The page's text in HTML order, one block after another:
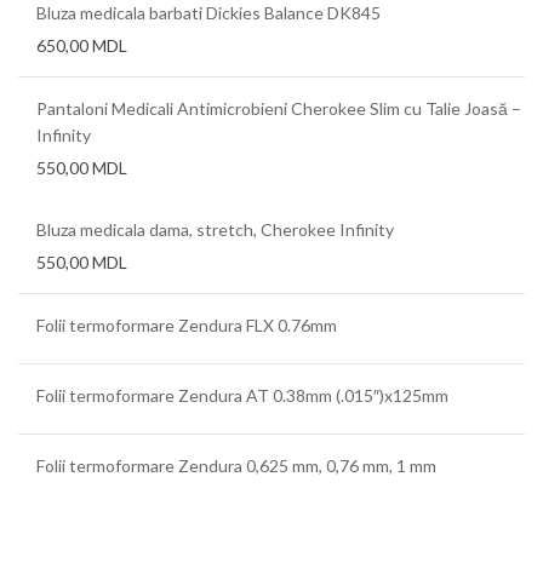
Bluza medicala barbati Dickies Balance DK845
650,00MDL
Pantaloni Medicali Antimicrobieni Cherokee Slim cu Talie Joasă –
Infinity
550,00MDL
Bluza medicala dama, stretch, Cherokee Infinity
550,00MDL
Folii termoformare Zendura FLX 0.76mm
Folii termoformare Zendura AT 0.38mm (.015″)x125mm
Folii termoformare Zendura 0,625 mm, 0,76 mm, 1 mm